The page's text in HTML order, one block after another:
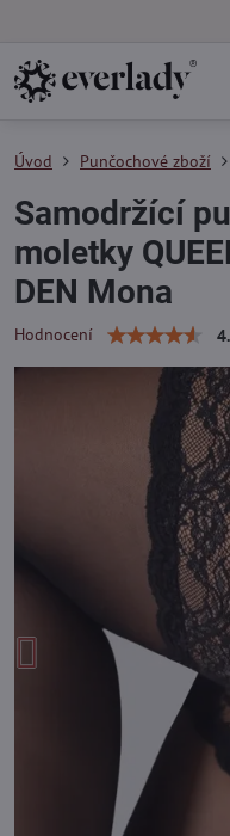
Úvod Punčochové zboží
Samodržící
moletky
DEN Mona
Hodnocení